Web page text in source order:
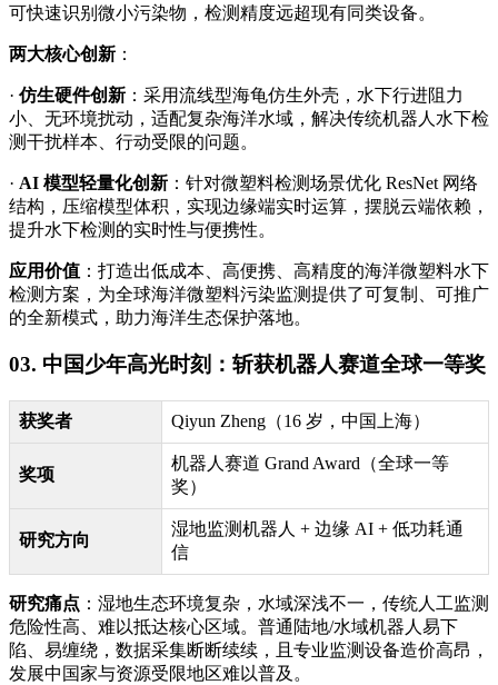
可快速识别微小污染物，检测精度远超现有同类设备。
两大核心创新 ：
· 仿生硬件创新 ：采用流线型海龟仿生外壳，水下行进阻力
小、无环境扰动，适配复杂海洋水域，解决传统机器人水下检
测干扰样本、行动受限的问题。
· AI 模型轻量化创新 ：针对微塑料检测场景优化 ResNet 网络
结构，压缩模型体积，实现边缘端实时运算，摆脱云端依赖，
提升水下检测的实时性与便携性。
应用价值 ：打造出低成本、高便携、高精度的海洋微塑料水下
检测方案，为全球海洋微塑料污染监测提供了可复制、可推广
的全新模式，助力海洋生态保护落地。
03. 中国少年高光时刻：斩获机器人赛道全球一等奖
获奖者 Qiyun Zheng（16 岁，中国上海）
奖项
机器人赛道 Grand Award（全球一等
奖）
研究方向
湿地监测机器人 + 边缘 AI + 低功耗通
信
研究痛点 ：湿地生态环境复杂，水域深浅不一，传统人工监测
危险性高、难以抵达核心区域。普通陆地/水域机器人易下
陷、易缠绕，数据采集断断续续，且专业监测设备造价高昂，
发展中国家与资源受限地区难以普及。